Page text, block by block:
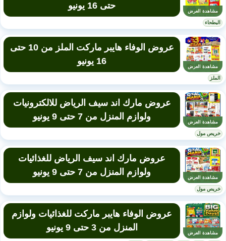
مشاهدة العرض
حتى 16 يونيو
البطحاء
مشاهدة العرض
عروض الوفاء هايبر ماركت الملز من 10 حتى
16 يونيو
الملز
مشاهدة العرض
عروض مارك اند سيف الرياض للالكترونيات
ولوازم المنزل من 7 حتى 9 يونيو
خريص مول
مشاهدة العرض
عروض مارك اند سيف الرياض للغذائيات
ولوازم المنزل من 7 حتى 9 يونيو
خريص مول
مشاهدة العرض
عروض الوفاء هايبر ماركت للغذائيات ولوازم
المنزل من 3 حتى 9 يونيو